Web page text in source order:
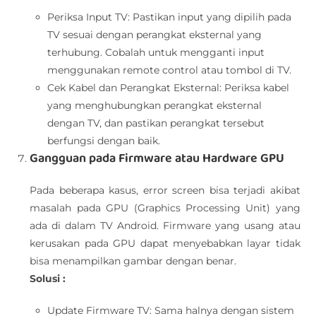
Periksa Input TV: Pastikan input yang dipilih pada
TV sesuai dengan perangkat eksternal yang
terhubung. Cobalah untuk mengganti input
menggunakan remote control atau tombol di TV.
Cek Kabel dan Perangkat Eksternal: Periksa kabel
yang menghubungkan perangkat eksternal
dengan TV, dan pastikan perangkat tersebut
berfungsi dengan baik.
Gangguan pada Firmware atau Hardware GPU
Pada beberapa kasus, error screen bisa terjadi akibat
masalah pada GPU (Graphics Processing Unit) yang
ada di dalam TV Android. Firmware yang usang atau
kerusakan pada GPU dapat menyebabkan layar tidak
bisa menampilkan gambar dengan benar.
Solusi :
Update Firmware TV: Sama halnya dengan sistem